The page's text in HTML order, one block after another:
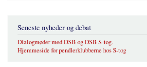
Seneste nyheder og debat
Dialogmøder med DSB og DSB S-tog.
Hjemmeside for pendlerklubberne hos S-tog